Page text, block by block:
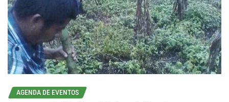
AGENDA DE EVENTOS